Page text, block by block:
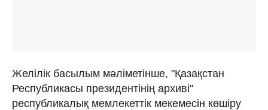
Желілік басылым мәліметінше, "Қазақстан
Республикасы президентінің архиві"
республикалық мемлекеттік мекемесін көшіру